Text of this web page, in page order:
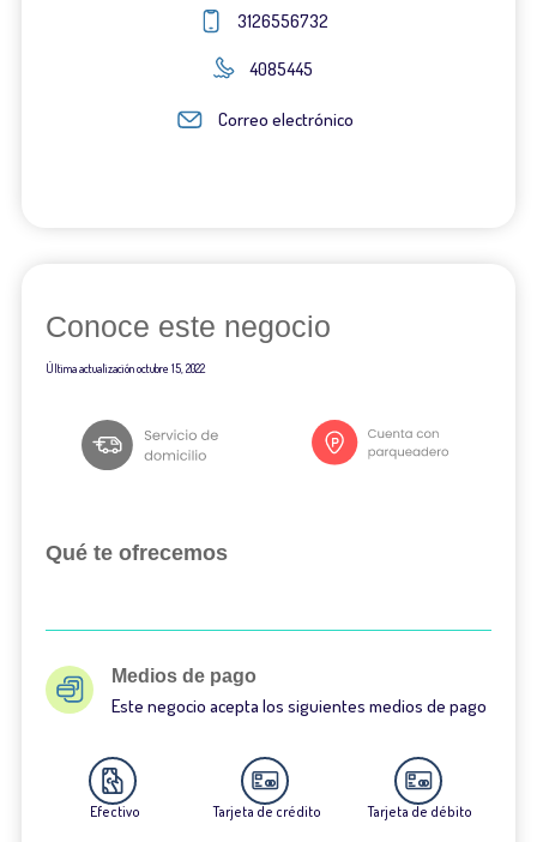
3126556732
4085445
Correo electrónico
Conoce este negocio
Última actualizaciónoctubre 15, 2022
Qué te ofrecemos
Medios de pago
Este negocio acepta los siguientes medios de pago
Efectivo Tarjeta de crédito Tarjeta de débito